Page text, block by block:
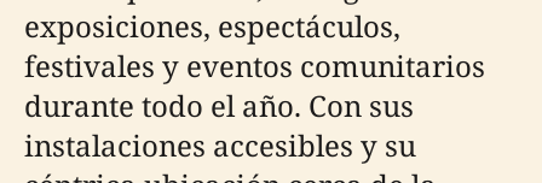
exposiciones, espectáculos,
festivales y eventos comunitarios
durante todo el año. Con sus
instalaciones accesibles y su